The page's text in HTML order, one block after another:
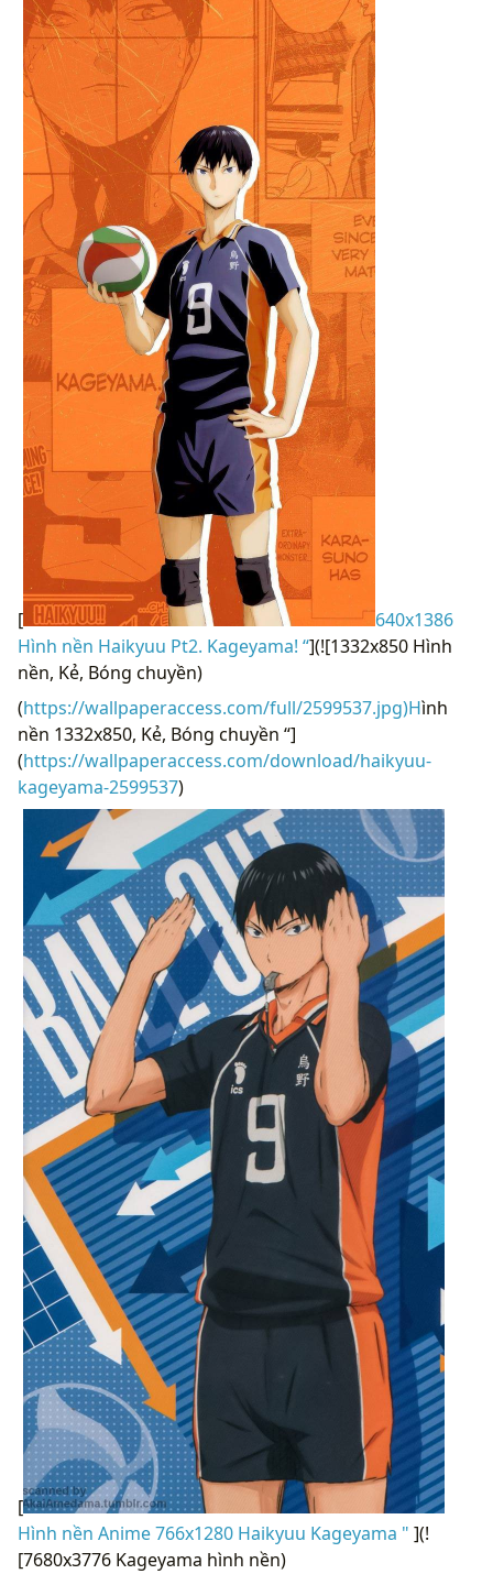
[
640x1386
Hình nền Haikyuu Pt2. Kageyama! “](![1332x850 Hình
nền, Kẻ, Bóng chuyền)
(https://wallpaperaccess.com/full/2599537.jpg)Hình
nền 1332x850, Kẻ, Bóng chuyền “]
(https://wallpaperaccess.com/download/haikyuu-
kageyama-2599537)
[
Hình nền Anime 766x1280 Haikyuu Kageyama " ](!
[7680x3776 Kageyama hình nền)